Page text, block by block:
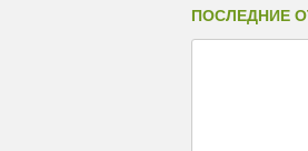
ПОСЛЕДНИЕ